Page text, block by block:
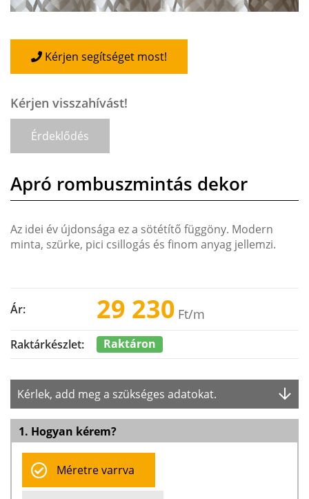
Kérjen segítséget most!
Kérjen visszahívást!
Érdeklődés
Apró rombuszmintás dekor
Az idei év újdonsága ez a sötétítő függöny. Modern
minta, szürke, pici csillogás és finom anyag jellemzi.
Ár: 29 230 Ft/m
Raktárkészlet: Raktáron
Kérlek, add meg a szükséges adatokat.
1. Hogyan kérem?
Méretre varrva